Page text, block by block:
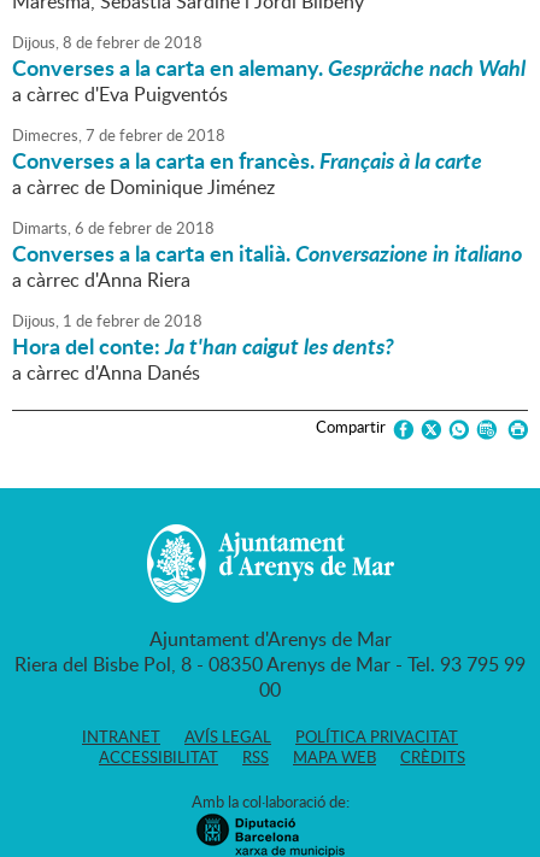
Dijous,8 defebrerde2018
Converses a la carta en alemany.Gespräche nach Wahl
a càrrec d'Eva Puigventós
Dimecres,7 defebrerde2018
Converses a la carta en francès.Français à la carte
a càrrec de Dominique Jiménez
Dimarts,6 defebrerde2018
Converses a la carta en italià.Conversazione in italiano
a càrrec d'Anna Riera
Dijous, 1 defebrerde2018
Hora del conte:Ja t'han caigut les dents?
a càrrec d'Anna Danés
Compartir
Ajuntament d'Arenys de Mar
Riera del Bisbe Pol, 8 - 08350 Arenys de Mar - Tel. 93 795 99
00
INTRANET AVÍS LEGAL
POLÍTICA PRIVACITAT
ACCESSIBILITAT
RSS MAPA WEB CRÈDITS
Amb la col·laboració de: